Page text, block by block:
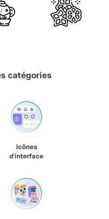
catégories
Icônes
d'interface